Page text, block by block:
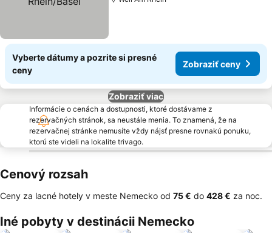
Vyberte dátumy a pozrite si presné
ceny
Zobraziť ceny
Zobraziť viac
Informácie o cenách a dostupnosti, ktoré dostávame z
rezervačných stránok, sa neustále menia. To znamená, že na
rezervačnej stránke nemusíte vždy nájsť presne rovnakú ponuku,
ktorú ste videli na lokalite trivago.
Cenový rozsah
Ceny za lacné hotely v meste Nemecko od ‎75 € do ‎428 € za noc.
Iné pobyty v destinácii Nemecko